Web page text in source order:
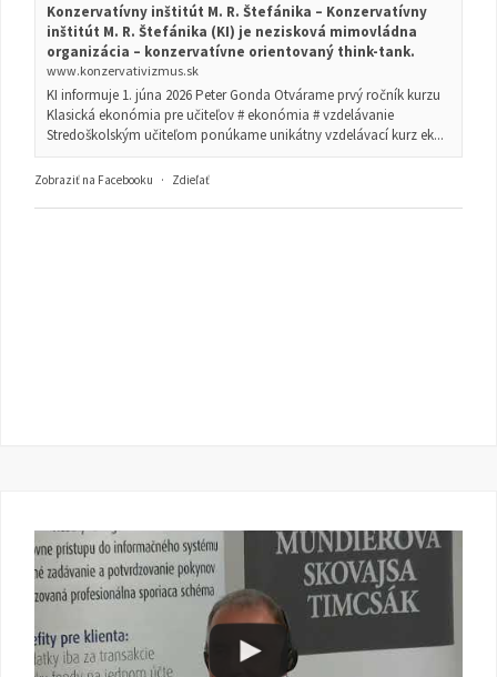
Konzervatívny inštitút M. R. Štefánika – Konzervatívny
inštitút M. R. Štefánika (KI) je nezisková mimovládna
organizácia – konzervatívne orientovaný think-tank.
www.konzervativizmus.sk
KI informuje 1. júna 2026 Peter Gonda Otvárame prvý ročník kurzu
Klasická ekonómia pre učiteľov # ekonómia # vzdelávanie
Stredoškolským učiteľom ponúkame unikátny vzdelávací kurz ek...
Zobraziť na Facebooku · Zdieľať